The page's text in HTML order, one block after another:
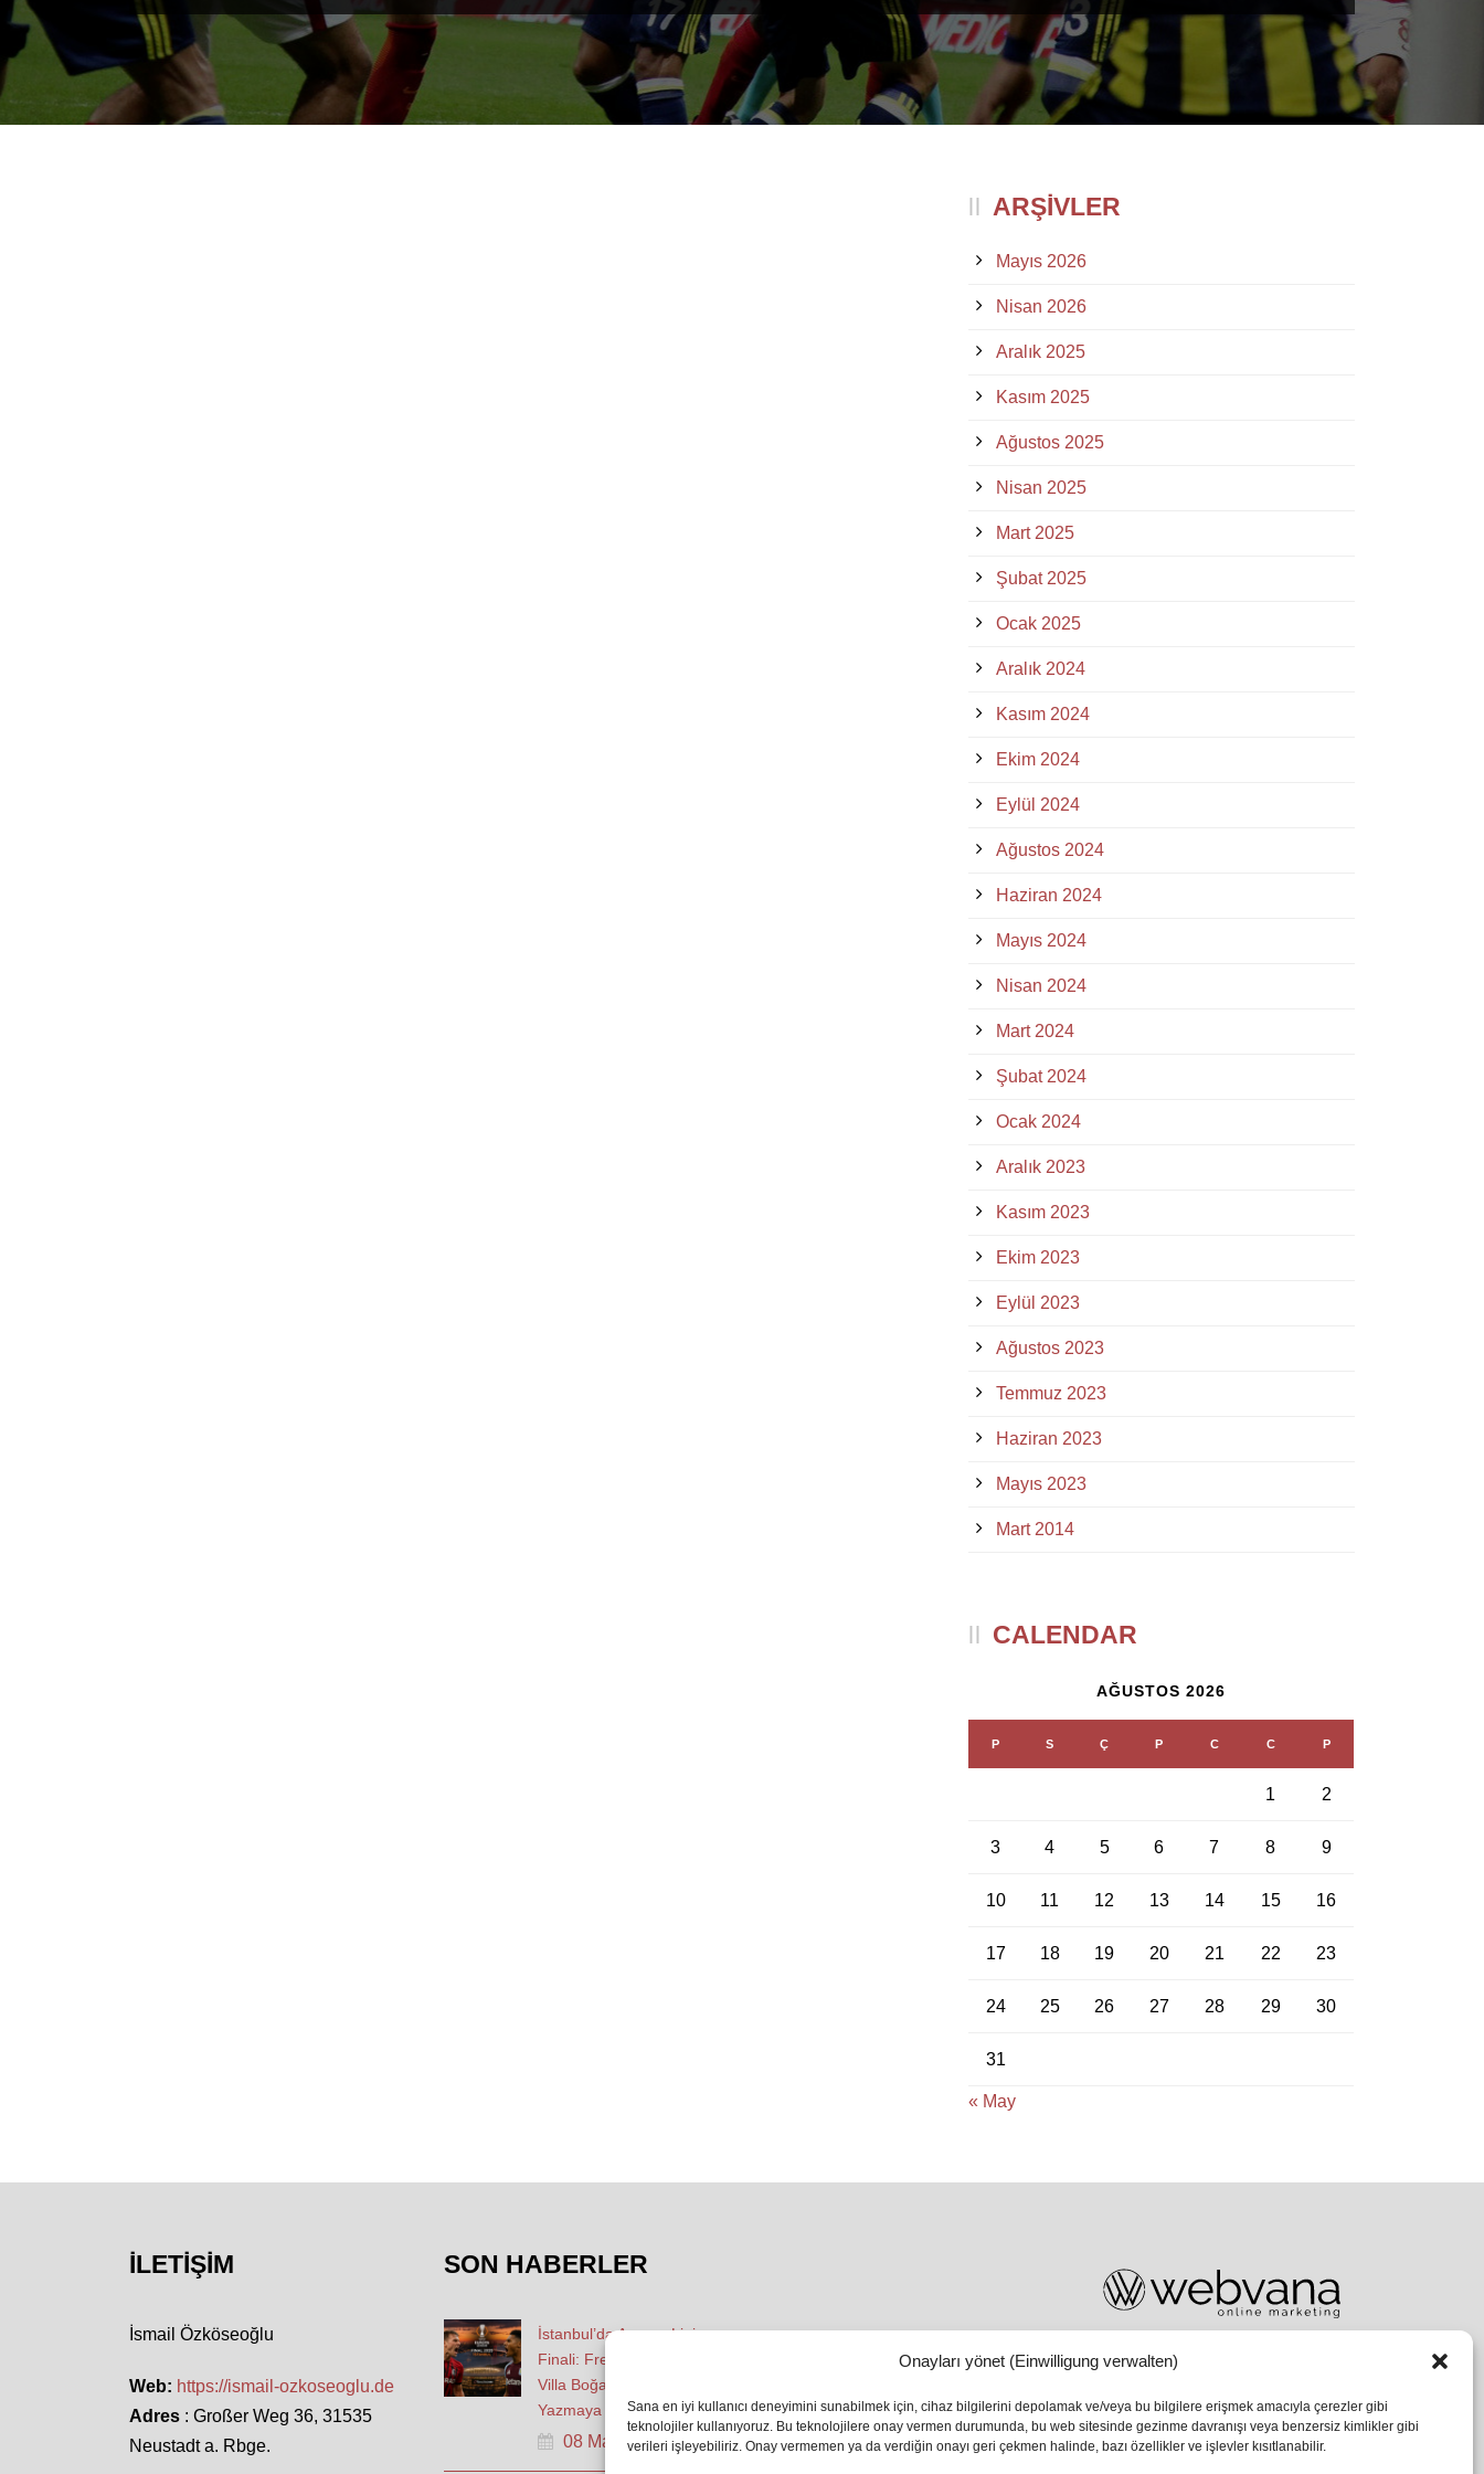
Onayları yönet (Einwilligung verwalten)
Sana en iyi kullanıcı deneyimini sunabilmek için, cihaz bilgilerini depolamak ve/veya bu bilgilere erişmek amacıyla çerezler gibi
teknolojiler kullanıyoruz. Bu teknolojilere onay vermen durumunda, bu web sitesinde gezinme davranışı veya benzersiz kimlikler gibi
verileri işleyebiliriz. Onay vermemen ya da verdiğin onayı geri çekmen halinde, bazı özellikler ve işlevler kısıtlanabilir.
ARŞIVLER
Mayıs 2026
Nisan 2026
Aralık 2025
Kasım 2025
Ağustos 2025
Nisan 2025
Mart 2025
Şubat 2025
Ocak 2025
Aralık 2024
Kasım 2024
Ekim 2024
Eylül 2024
Ağustos 2024
Haziran 2024
Mayıs 2024
Nisan 2024
Mart 2024
Şubat 2024
Ocak 2024
Aralık 2023
Kasım 2023
Ekim 2023
Eylül 2023
Ağustos 2023
Temmuz 2023
Haziran 2023
Mayıs 2023
Mart 2014
CALENDAR
AĞUSTOS 2026
P S Ç P C C P
1 2
3 4 5 6 7 8 9
10 11 12 13 14 15 16
17 18 19 20 21 22 23
24 25 26 27 28 29 30
31
« May
İLETIŞIM
İsmail Özköseoğlu
Web: https://ismail-ozkoseoglu.de
Adres : Großer Weg 36, 31535
Neustadt a. Rbge.
SON HABERLER
İstanbul’da Avrupa Ligi
Finali: Freiburg ve Aston
Villa Boğaz’da Tarih
Yazmaya Hazırlanıyor
08 May 2026